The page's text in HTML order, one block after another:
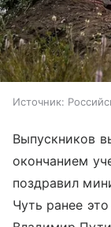
Источник:
Выпускников
окончанием
поздравил
Чуть ранее